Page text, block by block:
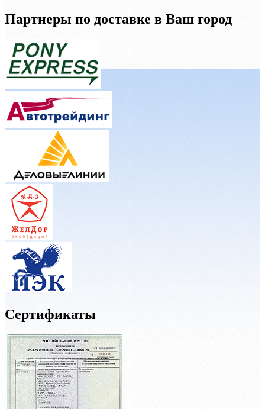
Партнеры по доставке в Ваш город
Сертификаты